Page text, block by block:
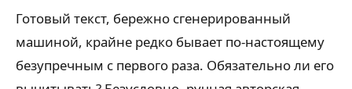
Готовый текст, бережно сгенерированный
машиной, крайне редко бывает по-настоящему
безупречным с первого раза. Обязательно ли его